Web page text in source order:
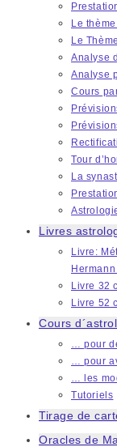
Le
Le
Analyse
Analyse
Cours
Tour
La
Livres
Livre:
Livre 32
Livre 52
Cours
… pour
… pour
… les
Tutoriels
Tirage de
Oracles de